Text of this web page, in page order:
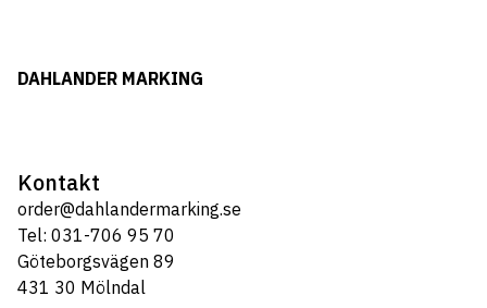
DAHLANDER MARKING
Kontakt
order@dahlandermarking.se
Tel: 031-706 95 70
Göteborgsvägen 89
431 30 Mölndal